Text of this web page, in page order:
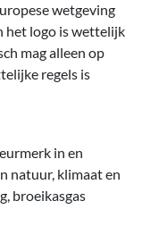
wetgeving
het logo is wettelijk
mag alleen op
regels is
in en
natuur, klimaat en
broeikasgas